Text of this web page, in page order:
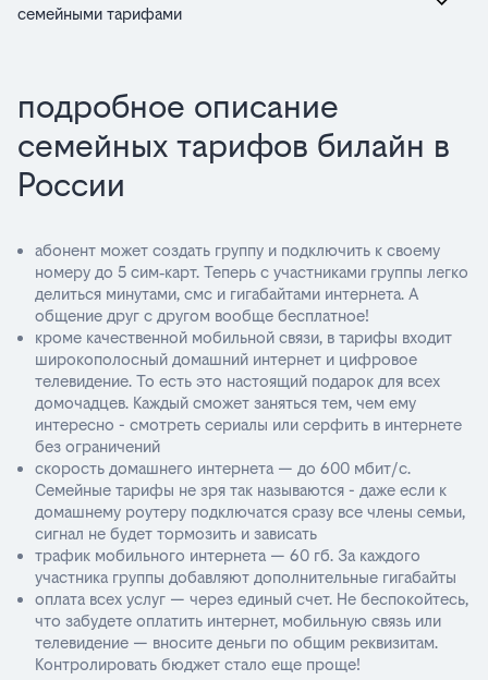
семейными тарифами
подробное описание
семейных тарифов билайн в
России
абонент может создать группу и подключить к своему
номеру до 5 сим‑карт. Теперь с участниками группы легко
делиться минутами, смс и гигабайтами интернета. А
общение друг с другом вообще бесплатное!
кроме качественной мобильной связи, в тарифы входит
широкополосный домашний интернет и цифровое
телевидение. То есть это настоящий подарок для всех
домочадцев. Каждый сможет заняться тем, чем ему
интересно - смотреть сериалы или серфить в интернете
без ограничений
скорость домашнего интернета — до 600 мбит/с.
Семейные тарифы не зря так называются - даже если к
домашнему роутеру подключатся сразу все члены семьи,
сигнал не будет тормозить и зависать
трафик мобильного интернета — 60 гб. За каждого
участника группы добавляют дополнительные гигабайты
оплата всех услуг — через единый счет. Не беспокойтесь,
что забудете оплатить интернет, мобильную связь или
телевидение — вносите деньги по общим реквизитам.
Контролировать бюджет стало еще проще!